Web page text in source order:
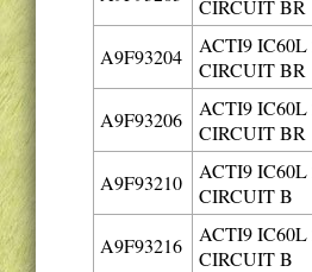
CIRCUIT BR
A9F93204
ACTI9
CIRCUIT BR
A9F93206
ACTI9
CIRCUIT BR
A9F93210
ACTI9
CIRCUIT B
A9F93216
ACTI9
CIRCUIT B